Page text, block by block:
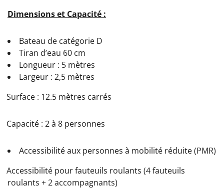
Dimensions et Capacité :
Bateau de catégorie D
Tiran d’eau 60 cm
Longueur : 5 mètres
Largeur : 2,5 mètres
Surface : 12.5 mètres carrés
Capacité : 2 à 8 personnes
Accessibilité aux personnes à mobilité réduite (PMR)
Accessibilité pour fauteuils roulants (4 fauteuils
roulants + 2 accompagnants)